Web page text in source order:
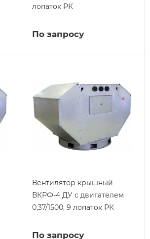
лопаток РК
По запросу
Вентилятор крышный
ВКРФ-4 ДУ с двигателем
0,37/1500, 9 лопаток РК
По запросу